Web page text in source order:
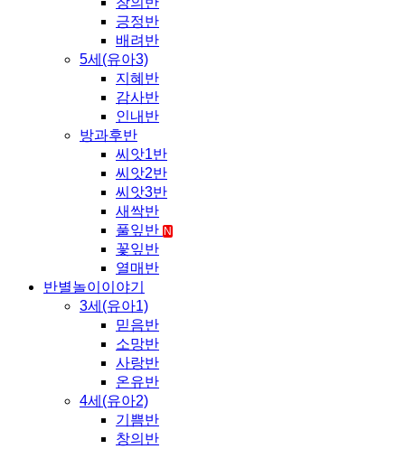
긍정반
배려반
5세(유아3)
지혜반
감사반
인내반
방과후반
씨앗1반
씨앗2반
씨앗3반
새싹반
풀잎반 N
꽃잎반
열매반
반별놀이이야기
3세(유아1)
믿음반
소망반
사랑반
온유반
4세(유아2)
기쁨반
창의반